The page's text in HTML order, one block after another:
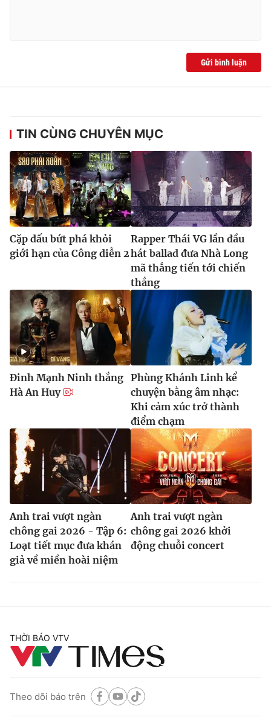
Gửi bình luận
TIN CÙNG CHUYÊN MỤC
Cặp đấu bứt phá khỏi
giới hạn của Công diễn 2
Rapper Thái VG lần đầu
hát ballad đưa Nhà Long
mã thẳng tiến tới chiến
thắng
Đinh Mạnh Ninh thắng
Hà An Huy
Phùng Khánh Linh kể
chuyện bằng âm nhạc:
Khi cảm xúc trở thành
điểm chạm
Anh trai vượt ngàn
chông gai 2026 - Tập 6:
Loạt tiết mục đưa khán
giả về miền hoài niệm
Anh trai vượt ngàn
chông gai 2026 khởi
động chuỗi concert
THỜI BÁO VTV
Theo dõi báo trên